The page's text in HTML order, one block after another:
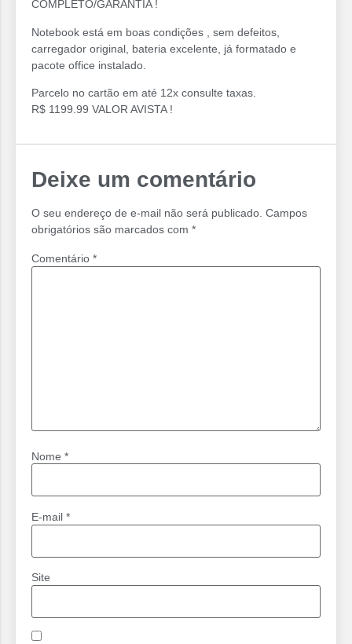
COMPLETO/GARANTIA !
Notebook está em boas condições , sem defeitos,
carregador original, bateria excelente, já formatado e
pacote office instalado.
Parcelo no cartão em até 12x consulte taxas.
R$ 1199.99 VALOR AVISTA !
Deixe um comentário
O seu endereço de e-mail não será publicado. Campos
obrigatórios são marcados com *
Comentário *
Nome *
E-mail *
Site